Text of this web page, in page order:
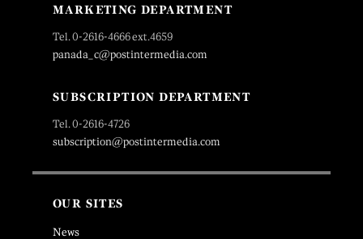
MARKETING DEPARTMENT
Tel. 0-2616-4666 ext.4659
panada_c@postintermedia.com
SUBSCRIPTION DEPARTMENT
Tel. 0-2616-4726
subscription@postintermedia.com
OUR SITES
News